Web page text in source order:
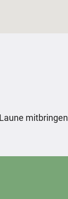
mitbringen